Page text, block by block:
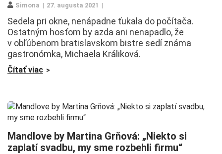
Simona 27. augusta 2021
Sedela pri okne, nenápadne ťukala do počítača.
Ostatným hosťom by azda ani nenapadlo, že
v obľúbenom bratislavskom bistre sedí známa
gastronómka, Michaela Králiková.
Čítať viac
Mandlove by Martina Grňová: „Niekto si
zaplatí svadbu, my sme rozbehli firmu“